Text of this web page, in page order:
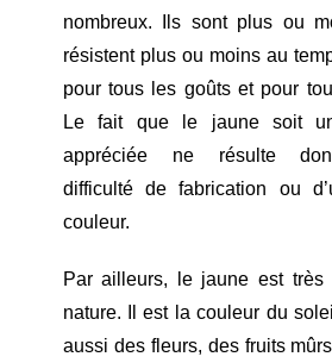
nombreux. Ils sont plus ou
résistent plus ou moins au
pour tous les goûts et pour
Le fait que le jaune soit
appréciée ne résulte
difficulté de fabrication ou
couleur.
Par ailleurs, le jaune est très
nature. Il est la couleur du
aussi des fleurs, des fruits